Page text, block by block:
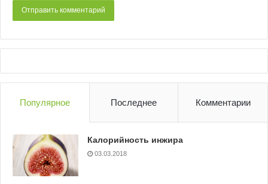
Популярное Последнее Комментарии
Калорийность инжира
03.03.2018